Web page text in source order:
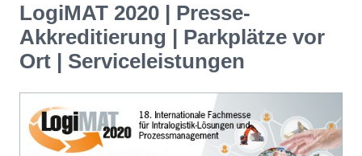
LogiMAT 2020 | Presse-
Akkreditierung | Parkplätze vor
Ort | Serviceleistungen